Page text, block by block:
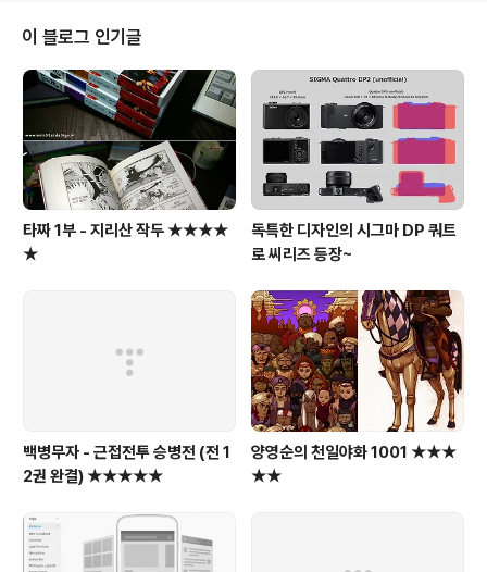
★★★★★ [이전글] 2007/12/30 - 건담 RX-78 종이
공작!!! [이전글] 2007/11/18 - 기동전사 건담 0080 주
머니속의 전쟁 OVA 전6화 (1989) ★★★★★ [이전
글] 2007/09/23 - 기동전사 건담 제08 MS 소대 (우주
세기 0079) ..
이 블로그 인기글
타짜 1부 - 지리산 작두 ★★★★
★
독특한 디자인의 시그마 DP 쿼트
로 씨리즈 등장~
백병무자 - 근접전투 승병전 (전 1
2권 완결) ★★★★★
양영순의 천일야화 1001 ★★★
★★